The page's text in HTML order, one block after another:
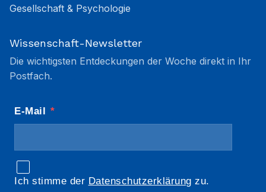
Gesellschaft & Psychologie
Wissenschaft-Newsletter
Die wichtigsten Entdeckungen der Woche direkt in Ihr
Postfach.